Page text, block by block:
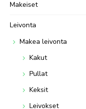
Makeiset
Leivonta
Makea leivonta
Kakut
Pullat
Keksit
Leivokset